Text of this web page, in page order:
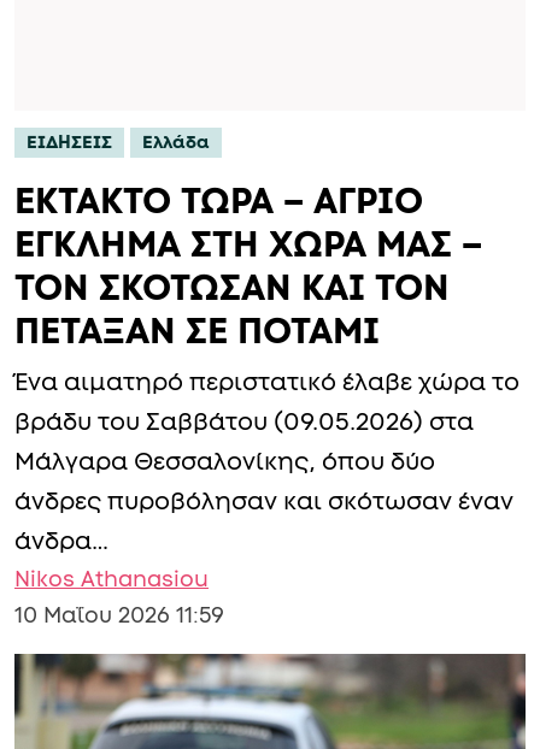
ΕΙΔΗΣΕΙΣ Ελλάδα
ΕΚΤΑΚΤΟ ΤΩΡΑ – ΑΓΡΙΟ
ΕΓΚΛΗΜΑ ΣΤΗ ΧΩΡΑ ΜΑΣ –
ΤΟΝ ΣΚΟΤΩΣΑΝ ΚΑΙ ΤΟΝ
ΠΕΤΑΞΑΝ ΣΕ ΠΟΤΑΜΙ
Ένα αιματηρό περιστατικό έλαβε χώρα το
βράδυ του Σαββάτου (09.05.2026) στα
Μάλγαρα Θεσσαλονίκης, όπου δύο
άνδρες πυροβόλησαν και σκότωσαν έναν
άνδρα…
Nikos Athanasiou
10 Μαΐου 2026 11:59